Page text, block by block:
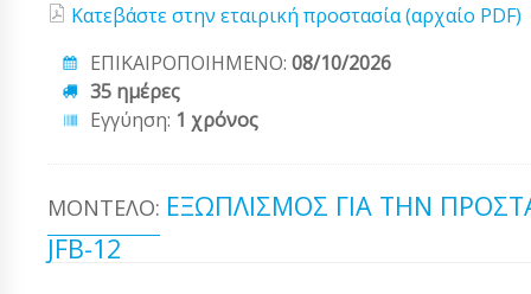
Κατεβάστε στην εταιρική προστασία (αρχαίο PDF)
ΕΠΙΚΑΙΡΟΠΟΙΗΜΕΝΟ: 08/10/2026
35 ημέρες
Εγγύηση: 1 χρόνος
ΜΟΝΤΈΛΟ: ΕΞΩΠΛΙΣΜΌΣ ΓΙΑ ΤΗΝ
JFB-12